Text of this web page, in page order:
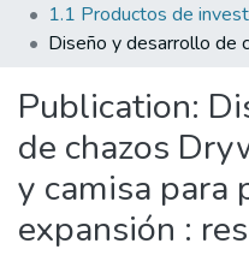
All of DSpace
Publication:
de chazos
y camisa para
expansión :